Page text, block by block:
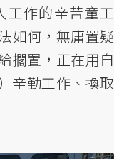
工作的辛苦童工
如何，無庸置疑
擱置，正在用自
辛勤工作、換取